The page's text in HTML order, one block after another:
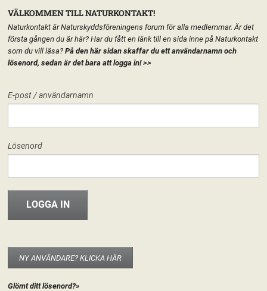
FORUM
INFO & MATERIAL
HEM FÖRENINGEN FÄRGELANDA NATURSKYDDSFÖRENING
Hej världen!
30 maj, 2013
riksforeningen
startsida för de grupper som berör kretsen/länsförbundet/nätverket. Det är
VÄLKOMMEN TILL NATURKONTAKT!
Naturkontakt är Naturskyddsföreningens forum för alla medlemmar. Är det
första gången du är här? Har du fått en länk till en sida inne på Naturkontakt
som du vill läsa? På den här sidan skaffar du ett användarnamn och
lösenord, sedan är det bara att logga in!>>
E-post / användarnamn
Lösenord
NY ANVÄNDARE? KLICKA HÄR
Glömt ditt lösenord?»